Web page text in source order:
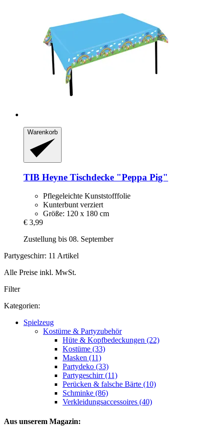
Warenkorb
TIB Heyne Tischdecke "Peppa Pig"
Pflegeleichte Kunststofffolie
Kunterbunt verziert
Größe: 120 x 180 cm
€ 3,99
Zustellung bis 08. September
Partygeschirr: 11 Artikel
Alle Preise inkl. MwSt.
Filter
Kategorien:
Spielzeug
Kostüme & Partyzubehör
Hüte & Kopfbedeckungen (22)
Kostüme (33)
Masken (11)
Partydeko (33)
Partygeschirr (11)
Perücken & falsche Bärte (10)
Schminke (86)
Verkleidungsaccessoires (40)
Aus unserem Magazin: